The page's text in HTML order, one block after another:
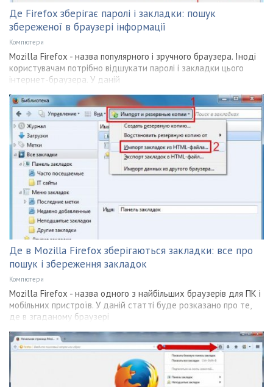
Де Firefox зберігає паролі і закладки: пошук
збереженої в браузері інформації
Компютери
Mozilla Firefox - назва популярного і зручного браузера. Іноді
користувачам потрібно відшукати паролі і закладки цього
інтернет-браузера. У даній
Де в Mozilla Firefox зберігаються закладки: все про
пошук і збереження закладок
Компютери
Mozilla Firefox - назва одного з найбільших браузерів для ПК і
мобільних пристроїв. У даній статті буде розказано про те,
де в згаданому браузері